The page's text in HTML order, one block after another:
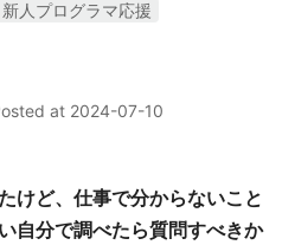
新人プログラマ応援
at 2024-07-10
けど、仕事で分からないこと
自分で調べたら質問すべきか